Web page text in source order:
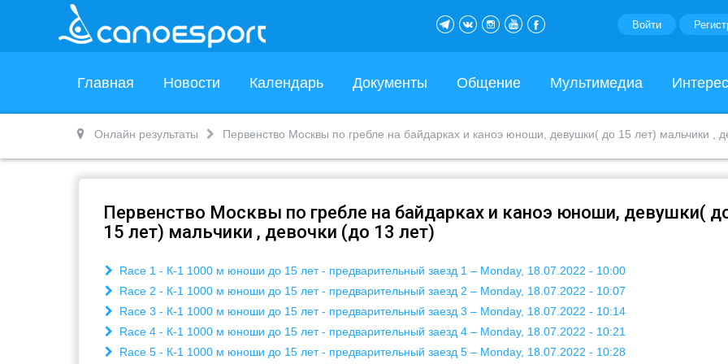
Войти
Главная Новости Календарь Документы Общение Мультимедиа
Онлайн результаты Первенство Москвы по гребле на байдарках и каноэ юноши, девушки( до 15 лет) мальчики ,
Первенство Москвы по гребле на байдарках и каноэ юноши, девушки(
15 лет) мальчики , девочки (до 13 лет)
Race 1 - К-1 1000 м юноши до 15 лет - предварительный заезд 1 – Monday, 18.07.2022 - 10:00
Race 2 - К-1 1000 м юноши до 15 лет - предварительный заезд 2 – Monday, 18.07.2022 - 10:07
Race 3 - К-1 1000 м юноши до 15 лет - предварительный заезд 3 – Monday, 18.07.2022 - 10:14
Race 4 - К-1 1000 м юноши до 15 лет - предварительный заезд 4 – Monday, 18.07.2022 - 10:21
Race 5 - К-1 1000 м юноши до 15 лет - предварительный заезд 5 – Monday, 18.07.2022 - 10:28